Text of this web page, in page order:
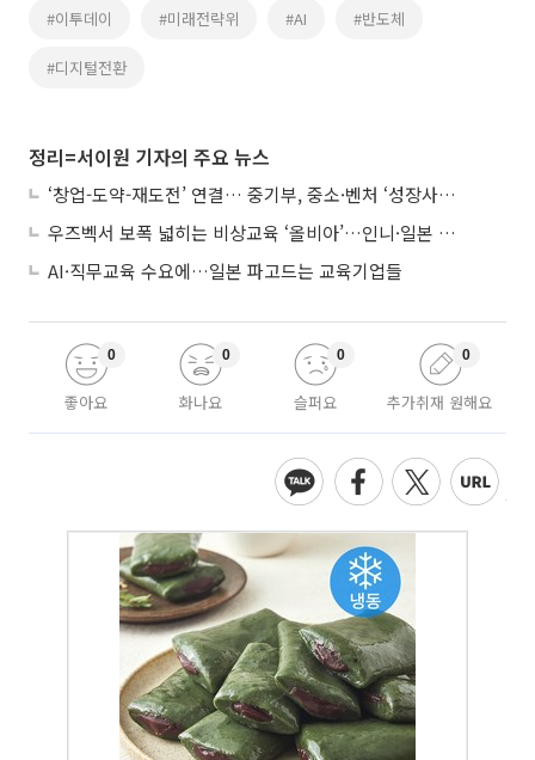
#이투데이 #미래전략위 #AI #반도체
#디지털전환
정리=서이원 기자의 주요 뉴스
‘창업-도약-재도전’ 연결… 중기부, 중소·벤처 ‘성장사다리’ 짓는다
우즈벡서 보폭 넓히는 비상교육 ‘올비아’…인니·일본 진출 타진
AI·직무교육 수요에…일본 파고드는 교육기업들
좋아요
0
화나요
0
슬퍼요
0
추가취재 원해요
0